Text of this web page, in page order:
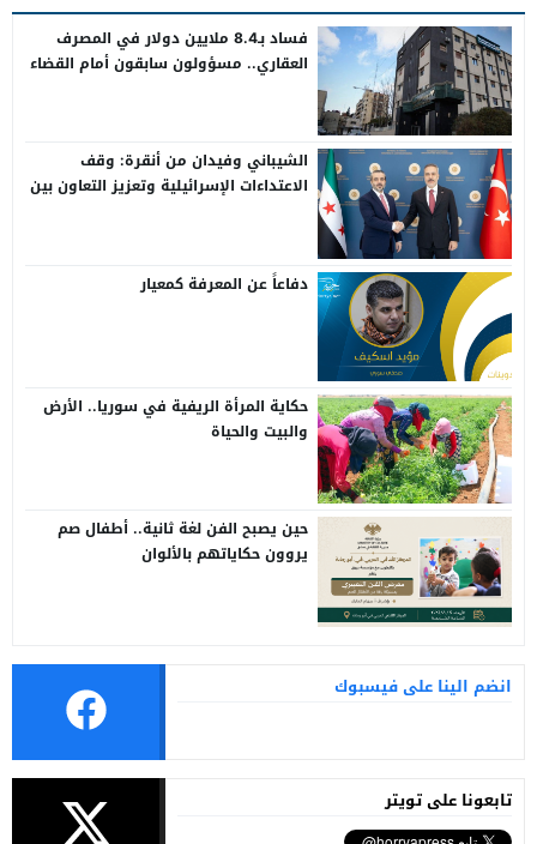
فساد بـ8.4 ملايين دولار في المصرف
العقاري.. مسؤولون سابقون أمام القضاء
الشيباني وفيدان من أنقرة: وقف
الاعتداءات الإسرائيلية وتعزيز التعاون بين
دفاعاً عن المعرفة كمعيار
حكاية المرأة الريفية في سوريا.. الأرض
والبيت والحياة
حين يصبح الفن لغة ثانية.. أطفال صم
يروون حكاياتهم بالألوان
انضم الينا على فيسبوك
تابعونا على تويتر